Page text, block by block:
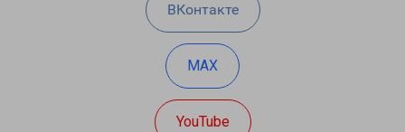
ВКонтакте
MAX
YouTube